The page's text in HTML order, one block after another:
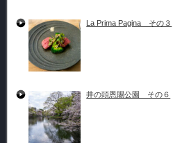
La Prima Pagina その３
井の頭恩賜公園 その６